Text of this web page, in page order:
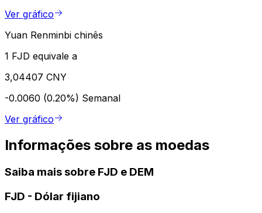
Ver gráfico
Yuan Renminbi chinês
1 FJD equivale a
3,04407 CNY
-0.0060 (0.20%) Semanal
Ver gráfico
Informações sobre as moedas
Saiba mais sobre FJD e DEM
FJD - Dólar fijiano